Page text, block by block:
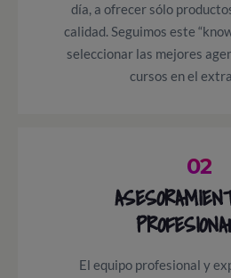
día, a ofrecer sólo
calidad. Seguimos este
seleccionar las mejores
cursos en el
02
El equipo profesional y